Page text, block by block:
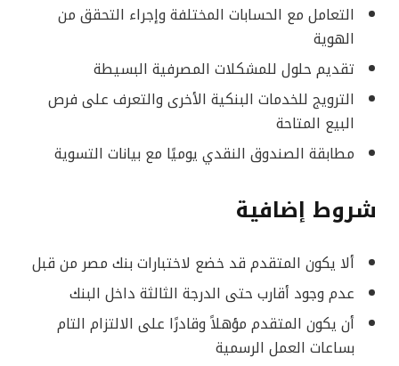
التعامل مع الحسابات المختلفة وإجراء التحقق من
الهوية
تقديم حلول للمشكلات المصرفية البسيطة
الترويج للخدمات البنكية الأخرى والتعرف على فرص
البيع المتاحة
مطابقة الصندوق النقدي يوميًا مع بيانات التسوية
شروط إضافية
ألا يكون المتقدم قد خضع لاختبارات بنك مصر من قبل
عدم وجود أقارب حتى الدرجة الثالثة داخل البنك
أن يكون المتقدم مؤهلاً وقادرًا على الالتزام التام
بساعات العمل الرسمية